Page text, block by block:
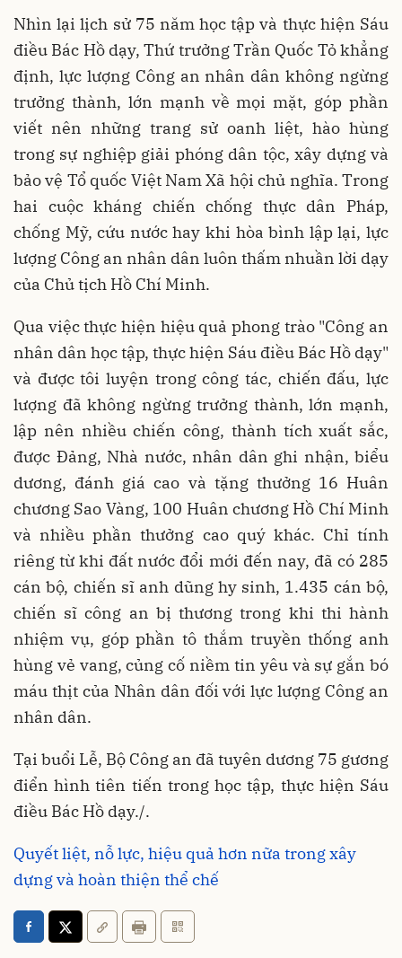
Nhìn lại lịch sử 75 năm học tập và thực hiện Sáu
điều Bác Hồ dạy, Thứ trưởng Trần Quốc Tỏ khẳng
định, lực lượng Công an nhân dân không ngừng
trưởng thành, lớn mạnh về mọi mặt, góp phần
viết nên những trang sử oanh liệt, hào hùng
trong sự nghiệp giải phóng dân tộc, xây dựng và
bảo vệ Tổ quốc Việt Nam Xã hội chủ nghĩa. Trong
hai cuộc kháng chiến chống thực dân Pháp,
chống Mỹ, cứu nước hay khi hòa bình lập lại, lực
lượng Công an nhân dân luôn thấm nhuần lời dạy
của Chủ tịch Hồ Chí Minh.
Qua việc thực hiện hiệu quả phong trào "Công an
nhân dân học tập, thực hiện Sáu điều Bác Hồ dạy"
và được tôi luyện trong công tác, chiến đấu, lực
lượng đã không ngừng trưởng thành, lớn mạnh,
lập nên nhiều chiến công, thành tích xuất sắc,
được Đảng, Nhà nước, nhân dân ghi nhận, biểu
dương, đánh giá cao và tặng thưởng 16 Huân
chương Sao Vàng, 100 Huân chương Hồ Chí Minh
và nhiều phần thưởng cao quý khác. Chỉ tính
riêng từ khi đất nước đổi mới đến nay, đã có 285
cán bộ, chiến sĩ anh dũng hy sinh, 1.435 cán bộ,
chiến sĩ công an bị thương trong khi thi hành
nhiệm vụ, góp phần tô thắm truyền thống anh
hùng vẻ vang, củng cố niềm tin yêu và sự gắn bó
máu thịt của Nhân dân đối với lực lượng Công an
nhân dân.
Tại buổi Lễ, Bộ Công an đã tuyên dương 75 gương
điển hình tiên tiến trong học tập, thực hiện Sáu
điều Bác Hồ dạy./.
Quyết liệt, nỗ lực, hiệu quả hơn nữa trong xây
dựng và hoàn thiện thể chế